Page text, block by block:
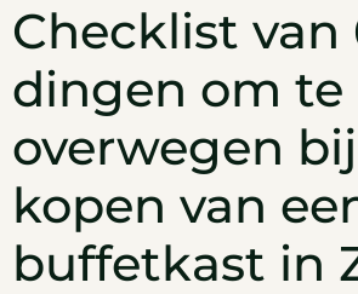
Checklist van
dingen om te
overwegen
kopen van
buffetkast in